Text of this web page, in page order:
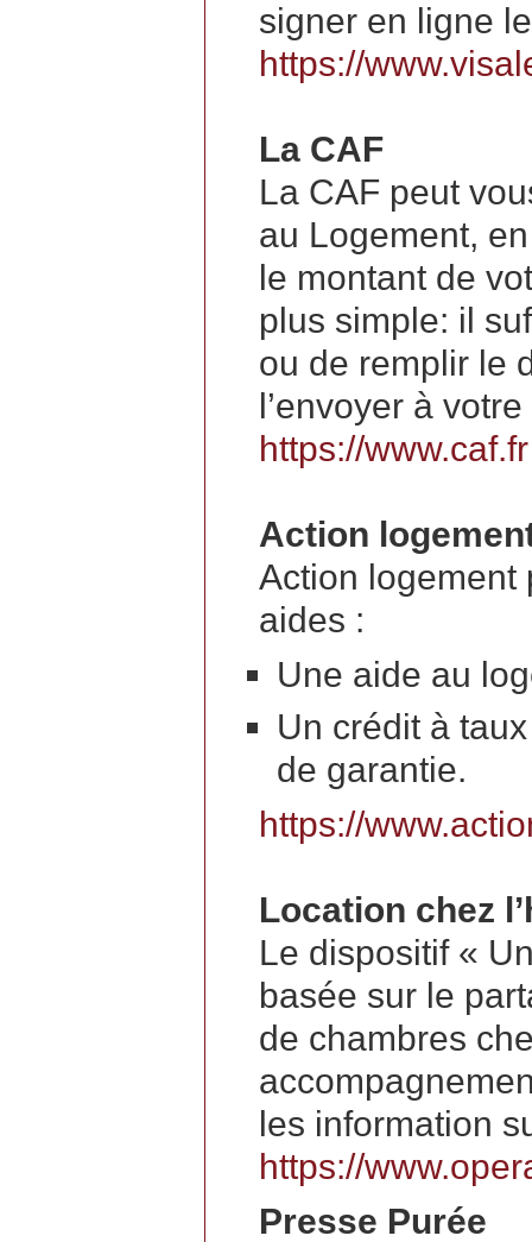
signer en ligne
https://
La CAF
La CAF peut
au Logement,
le montant de
plus simple: il
ou de remplir le
l’envoyer à votre
https://www.caf.fr
Action
Action logement
aides :
Une aide au
Un crédit à
de garantie.
https://
Location chez
Le dispositif «
basée sur le
de chambres
les information
https://
Presse Purée